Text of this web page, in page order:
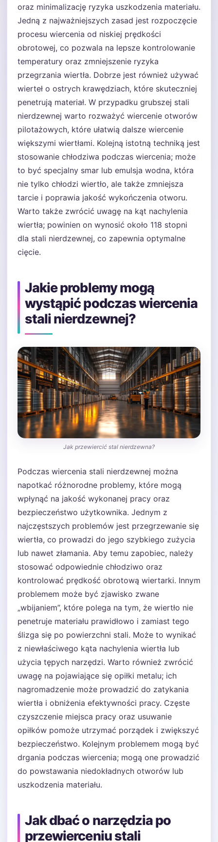
oraz minimalizację ryzyka uszkodzenia materiału.
Jedną z najważniejszych zasad jest rozpoczęcie
procesu wiercenia od niskiej prędkości
obrotowej, co pozwala na lepsze kontrolowanie
temperatury oraz zmniejszenie ryzyka
przegrzania wiertła. Dobrze jest również używać
wierteł o ostrych krawędziach, które skuteczniej
penetrują materiał. W przypadku grubszej stali
nierdzewnej warto rozważyć wiercenie otworów
pilotażowych, które ułatwią dalsze wiercenie
większymi wiertłami. Kolejną istotną techniką jest
stosowanie chłodziwa podczas wiercenia; może
to być specjalny smar lub emulsja wodna, która
nie tylko chłodzi wiertło, ale także zmniejsza
tarcie i poprawia jakość wykończenia otworu.
Warto także zwrócić uwagę na kąt nachylenia
wiertła; powinien on wynosić około 118 stopni
dla stali nierdzewnej, co zapewnia optymalne
cięcie.
Jakie problemy mogą
wystąpić podczas wiercenia
stali nierdzewnej?
Jak przewiercić stal nierdzewna?
Podczas wiercenia stali nierdzewnej można
napotkać różnorodne problemy, które mogą
wpłynąć na jakość wykonanej pracy oraz
bezpieczeństwo użytkownika. Jednym z
najczęstszych problemów jest przegrzewanie się
wiertła, co prowadzi do jego szybkiego zużycia
lub nawet złamania. Aby temu zapobiec, należy
stosować odpowiednie chłodziwo oraz
kontrolować prędkość obrotową wiertarki. Innym
problemem może być zjawisko zwane
„wbijaniem”, które polega na tym, że wiertło nie
penetruje materiału prawidłowo i zamiast tego
ślizga się po powierzchni stali. Może to wynikać
z niewłaściwego kąta nachylenia wiertła lub
użycia tępych narzędzi. Warto również zwrócić
uwagę na pojawiające się opiłki metalu; ich
nagromadzenie może prowadzić do zatykania
wiertła i obniżenia efektywności pracy. Częste
czyszczenie miejsca pracy oraz usuwanie
opiłków pomoże utrzymać porządek i zwiększyć
bezpieczeństwo. Kolejnym problemem mogą być
drgania podczas wiercenia; mogą one prowadzić
do powstawania niedokładnych otworów lub
uszkodzenia materiału.
Jak dbać o narzędzia po
przewierceniu stali